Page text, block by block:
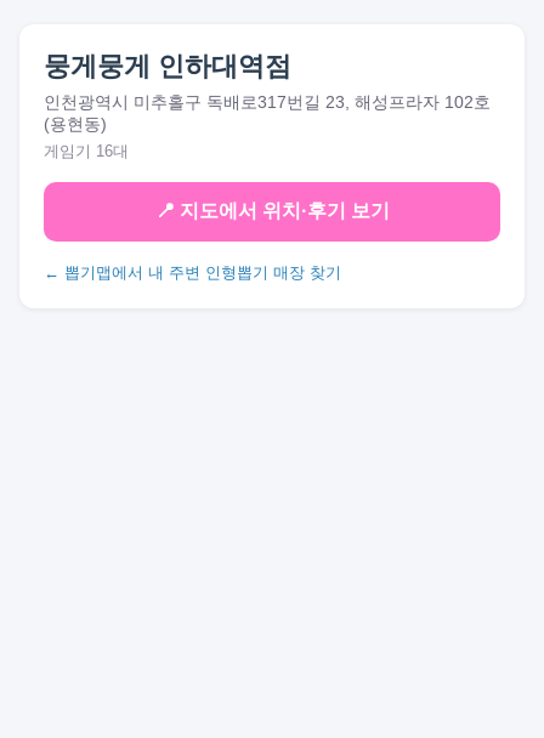
뭉게뭉게 인하대역점
인천광역시 미추홀구 독배로317번길 23, 해성프라자 102호
(용현동)
게임기 16대
📍 지도에서 위치·후기 보기
← 뽑기맵에서 내 주변 인형뽑기 매장 찾기